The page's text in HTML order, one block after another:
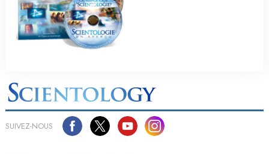
SUIVEZ-NOUS